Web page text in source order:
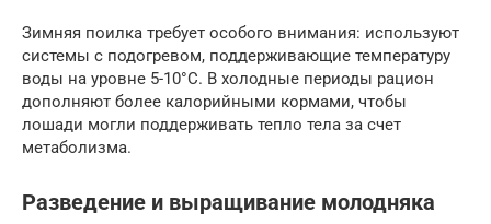
Зимняя поилка требует особого внимания: используют
системы с подогревом, поддерживающие температуру
воды на уровне 5-10°C. В холодные периоды рацион
дополняют более калорийными кормами, чтобы
лошади могли поддерживать тепло тела за счет
метаболизма.
Разведение и выращивание молодняка